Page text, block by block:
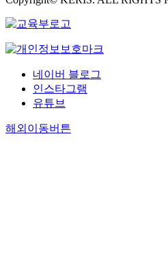
네이버 블로그
인스타그램
유튜브
해외이동버튼